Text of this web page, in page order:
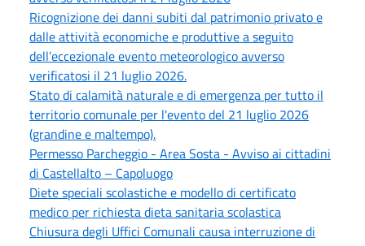
Ricognizione dei danni subiti dal patrimonio privato e
dalle attività economiche e produttive a seguito
dell’eccezionale evento meteorologico avverso
verificatosi il 21 luglio 2026.
Stato di calamità naturale e di emergenza per tutto il
territorio comunale per l'evento del 21 luglio 2026
(grandine e maltempo).
Permesso Parcheggio - Area Sosta - Avviso ai cittadini
di Castellalto – Capoluogo
Diete speciali scolastiche e modello di certificato
medico per richiesta dieta sanitaria scolastica
Chiusura degli Uffici Comunali causa interruzione di